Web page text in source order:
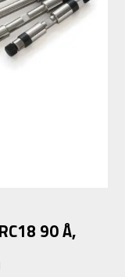
90 Å,